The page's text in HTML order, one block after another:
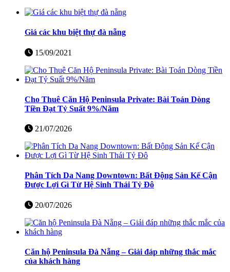
Giá các khu biệt thự đà nẵng
15/09/2021
Cho Thuê Căn Hộ Peninsula Private: Bài Toán Dòng
Tiền Đạt Tỷ Suất 9%/Năm
21/07/2026
Phân Tích Da Nang Downtown: Bất Động Sản Kế Cận
Được Lợi Gì Từ Hệ Sinh Thái Tỷ Đô
20/07/2026
Căn hộ Peninsula Đà Nẵng – Giải đáp những thắc mắc
của khách hàng